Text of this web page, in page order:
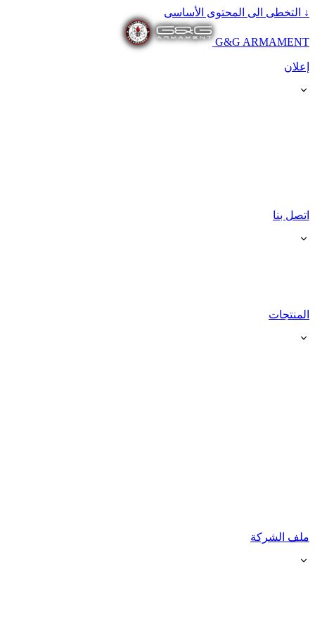
↓ التخطى الى المحتوى الأساسى
G&G ARMAMENT
إعلان
اتصل بنا
المنتجات
ملف الشركة